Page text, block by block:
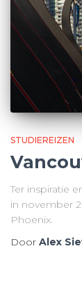
STUDIEREIZEN
Ter inspiratie
in november
Phoenix.
Door Alex